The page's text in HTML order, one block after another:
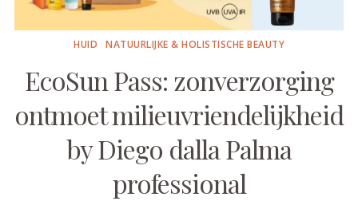
HUID NATUURLIJKE & HOLISTISCHE BEAUTY
EcoSun Pass: zonverzorging
ontmoet milieuvriendelijkheid
by Diego dalla Palma
professional